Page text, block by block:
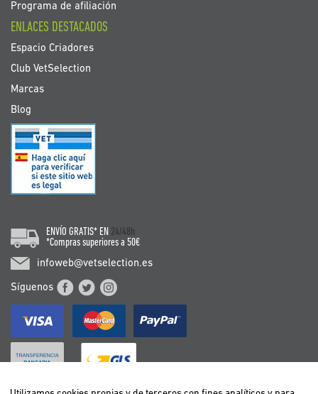
Programa de afiliación
ENLACES DESTACADOS
Espacio Criadores
Club VetSelection
Marcas
Blog
ENVÍO GRATIS* EN 24/48h
*Compras superiores a 50€
infoweb@vetselection.es
Síguenos